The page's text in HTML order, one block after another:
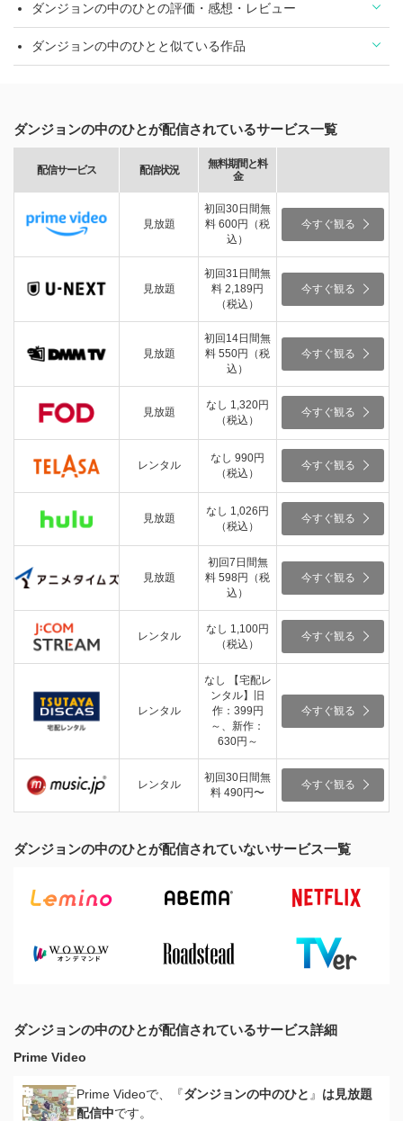
ダンジョンの中のひとの評価・感想・レビュー
ダンジョンの中のひとと似ている作品
ダンジョンの中のひとが配信されているサービス一覧
配信サービス 配信状況
無料期間と料
金
見放題
初回30日間無
料 600円（税
込）
今すぐ観る
見放題
初回31日間無
料 2,189円
（税込）
今すぐ観る
見放題
初回14日間無
料 550円（税
込）
今すぐ観る
見放題
なし 1,320円
（税込）
今すぐ観る
レンタル
なし 990円
（税込）
今すぐ観る
見放題
なし 1,026円
（税込）
今すぐ観る
見放題
初回7日間無
料 598円（税
込）
今すぐ観る
レンタル
なし 1,100円
（税込）
今すぐ観る
レンタル
なし 【宅配レ
ンタル】旧
作：399円
～、新作：
630円～
今すぐ観る
レンタル
初回30日間無
料 490円〜
今すぐ観る
ダンジョンの中のひとが配信されていないサービス一覧
ダンジョンの中のひとが配信されているサービス詳細
Prime Video
Prime Videoで、『ダンジョンの中のひと 』 は見放題
配信中です。